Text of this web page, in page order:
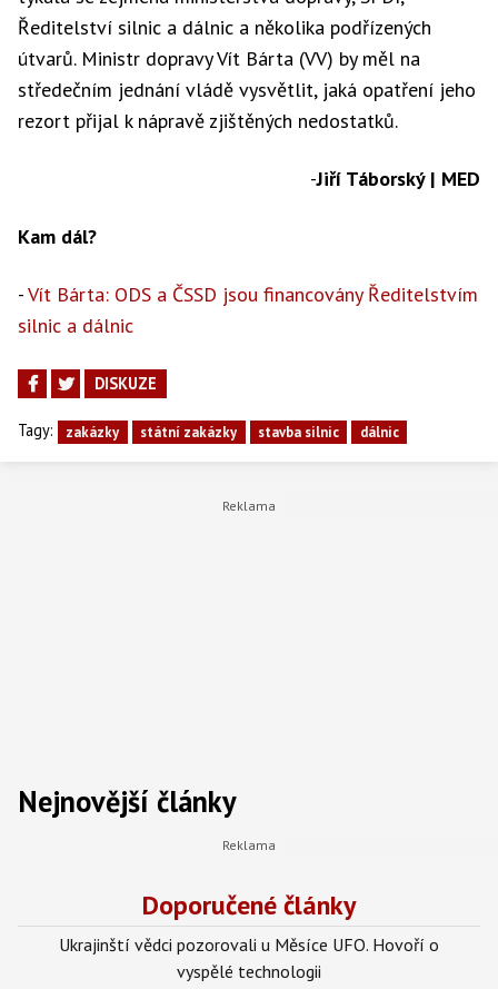
Ředitelství silnic a dálnic a několika podřízených
útvarů. Ministr dopravy Vít Bárta (VV) by měl na
středečním jednání vládě vysvětlit, jaká opatření jeho
rezort přijal k nápravě zjištěných nedostatků.
-Jiří Táborský | MED
Kam dál?
-Vít Bárta: ODS a ČSSD jsou financovány Ředitelstvím
silnic a dálnic
DISKUZE
Tagy: zakázky státní zakázky stavba silnic dálnic
Nejnovější články
Doporučené články
Ukrajinští vědci pozorovali u Měsíce UFO. Hovoří o
vyspělé technologii